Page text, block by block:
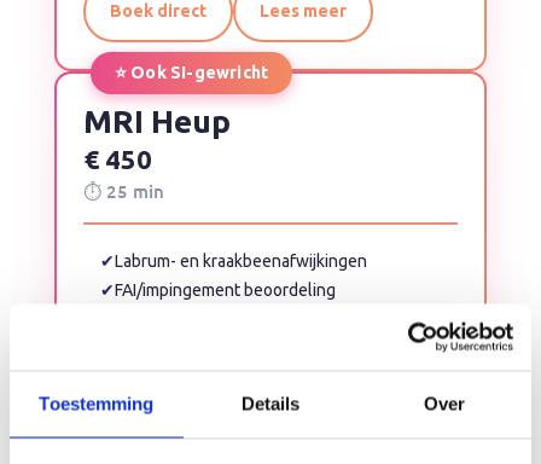
Toestemming Details Over
Boek direct Lees meer
⭐ Ook SI-gewricht
MRI Heup
€ 450
⏱ 25 min
✔Labrum- en kraakbeenafwijkingen
✔FAI/impingement beoordeling
Boek direct